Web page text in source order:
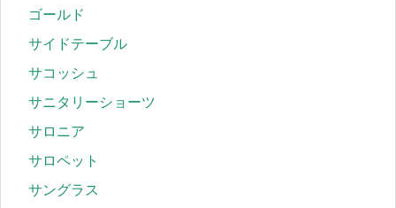
ゴールド
サイドテーブル
サコッシュ
サニタリーショーツ
サロニア
サロペット
サングラス